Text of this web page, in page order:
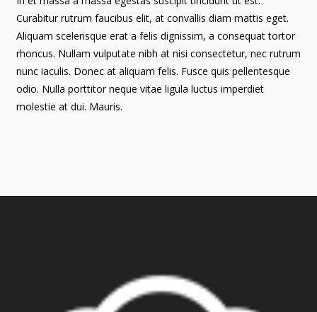
Curabitur rutrum faucibus elit, at convallis diam mattis eget.
Aliquam scelerisque erat a felis dignissim, a consequat tortor
rhoncus. Nullam vulputate nibh at nisi consectetur, nec rutrum
nunc iaculis. Donec at aliquam felis. Fusce quis pellentesque
odio. Nulla porttitor neque vitae ligula luctus imperdiet
molestie at dui. Mauris.